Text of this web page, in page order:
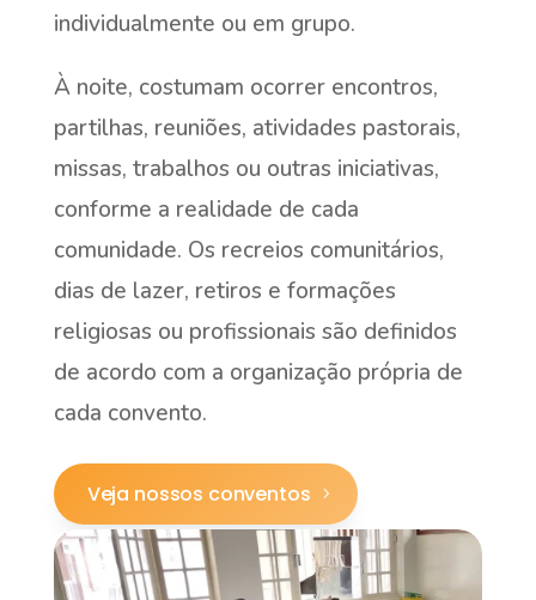
individualmente ou em grupo.
À noite, costumam ocorrer encontros,
partilhas, reuniões, atividades pastorais,
missas, trabalhos ou outras iniciativas,
conforme a realidade de cada
comunidade. Os recreios comunitários,
dias de lazer, retiros e formações
religiosas ou profissionais são definidos
de acordo com a organização própria de
cada convento.
Veja nossos conventos